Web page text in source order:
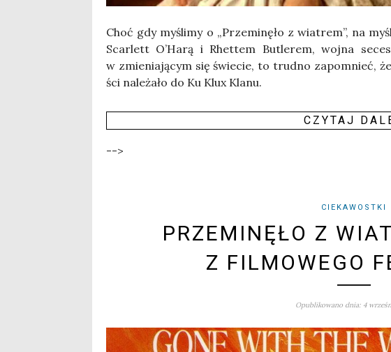
Choć gdy myśli­my o „Prze­mi­nę­ło z wia­trem”, na
Scar­lett O’Harą i Rhet­tem Butle­rem, woj­na
w zmie­nia­ją­cym się świe­cie, to trud­no zapo­mnieć,
ści nale­ża­ło do Ku Klux Kla­nu.
CZY­TAJ
-->
CIEKAWOSTKI
PRZEMINĘŁO Z
Z FILMOWEGO
Opublikowano dnia: 4